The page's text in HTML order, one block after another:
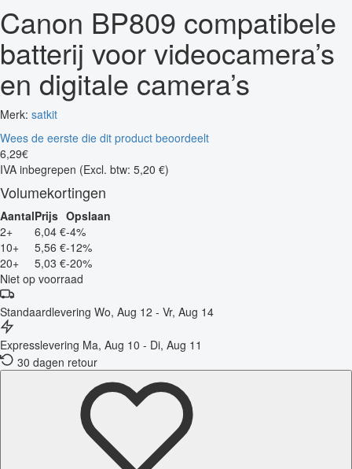
Canon BP809 compatibele
batterij voor videocamera’s
en digitale camera’s
Merk: satkit
Wees de eerste die dit product beoordeelt
6,29€
IVA inbegrepen (Excl. btw: 5,20 €)
Volumekortingen
AantalPrijs Opslaan
2+
6,04 €-4%
10+
5,56 €-12%
20+
5,03 €-20%
Niet op voorraad
Standaardlevering Wo, Aug 12 - Vr, Aug 14
Expresslevering Ma, Aug 10 - Di, Aug 11
30 dagen retour